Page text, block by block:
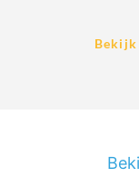
Bekijk